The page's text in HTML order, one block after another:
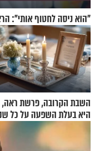
"הוא ניסה לחטוף אותי":
השבת הקרובה, פרשת ראה,
היא בעלת השפעה על כל